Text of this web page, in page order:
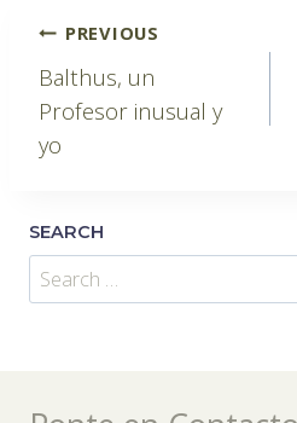
Post
navigation
PREVIOUS
Balthus, un
Profesor inusual y
yo
SEARCH
Search
for: